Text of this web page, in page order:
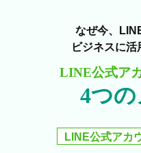
なぜ今、
ビジネスに活
LINE公式ア
4つの
LINE公式アカ